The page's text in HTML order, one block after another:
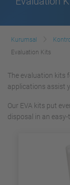
Kurumsal
Evaluation Kits
The evaluation kits
applications assist
Our EVA kits put
disposal in an